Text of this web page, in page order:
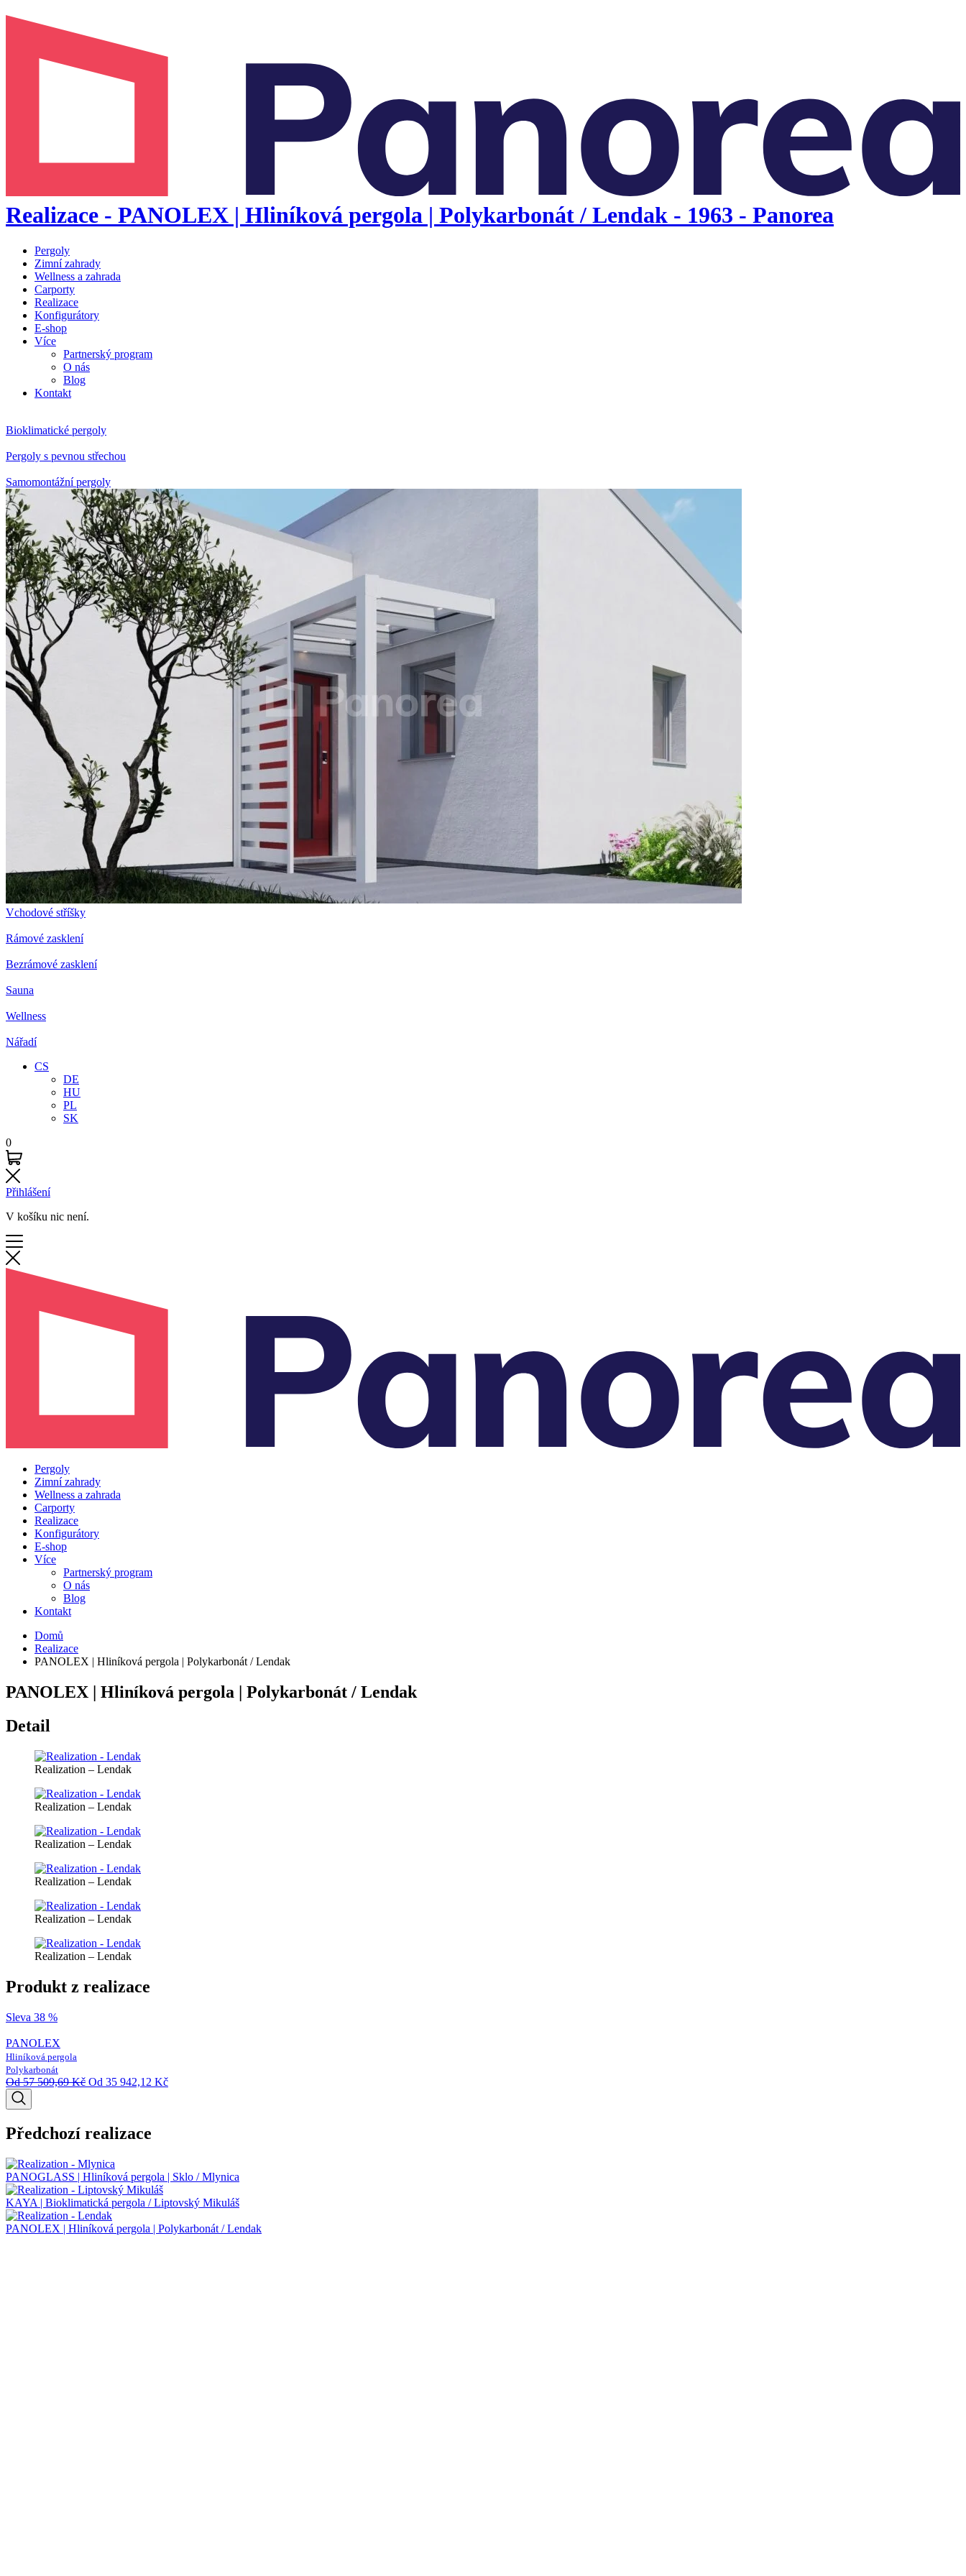
Realizace - PANOLEX | Hliníková pergola | Polykarbonát / Lendak - 1963 - Panorea
Pergoly
Zimní zahrady
Wellness a zahrada
Carporty
Realizace
Konfigurátory
E-shop
Více
Partnerský program
O nás
Blog
Kontakt
Bioklimatické pergoly
Pergoly s pevnou střechou
Samomontážní pergoly
Vchodové stříšky
Rámové zasklení
Bezrámové zasklení
Sauna
Wellness
Nářadí
CS
DE
HU
PL
SK
0
Přihlášení
V košíku nic není.
Pergoly
Zimní zahrady
Wellness a zahrada
Carporty
Realizace
Konfigurátory
E-shop
Více
Partnerský program
O nás
Blog
Kontakt
Domů
Realizace
PANOLEX | Hliníková pergola | Polykarbonát / Lendak
PANOLEX | Hliníková pergola | Polykarbonát / Lendak
Detail
Realization – Lendak
Realization – Lendak
Realization – Lendak
Realization – Lendak
Realization – Lendak
Realization – Lendak
Produkt z realizace
Sleva 38 %
PANOLEX
Hliníková pergola
Polykarbonát
Od57 509,69Kč Od 35 942,12 Kč
Předchozí realizace
PANOGLASS | Hliníková pergola | Sklo / Mlynica
KAYA | Bioklimatická pergola / Liptovský Mikuláš
PANOLEX | Hliníková pergola | Polykarbonát / Lendak